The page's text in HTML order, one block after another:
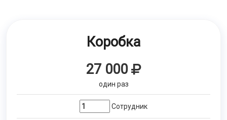
Коробка
27 000
один раз
Сотрудник